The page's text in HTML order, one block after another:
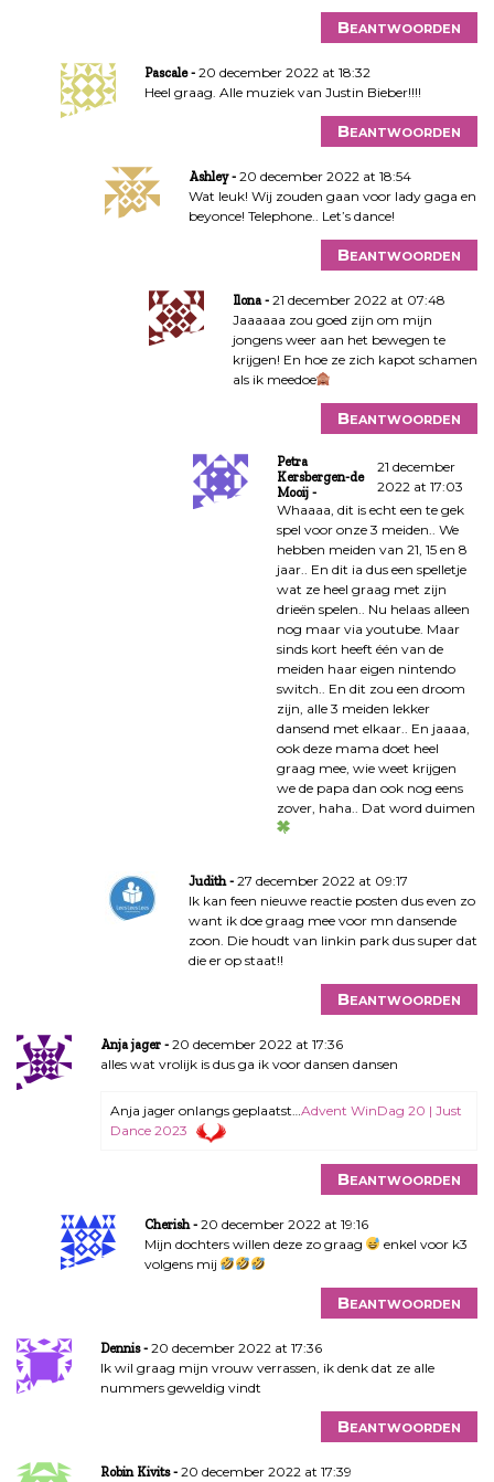
Beantwoorden
Pascale
20 december 2022 at 18:32
Heel graag. Alle muziek van Justin Bieber!!!!
Beantwoorden
Ashley
20 december 2022 at 18:54
Wat leuk! Wij zouden gaan voor lady gaga en
beyonce! Telephone.. Let’s dance!
Beantwoorden
Ilona
21 december 2022 at 07:48
Jaaaaaa zou goed zijn om mijn
jongens weer aan het bewegen te
krijgen! En hoe ze zich kapot schamen
als ik meedoe
Beantwoorden
Petra
Kersbergen-de
Mooij
21 december
2022 at 17:03
Whaaaa, dit is echt een te gek
spel voor onze 3 meiden.. We
hebben meiden van 21, 15 en 8
jaar.. En dit ia dus een spelletje
wat ze heel graag met zijn
drieën spelen.. Nu helaas alleen
nog maar via youtube. Maar
sinds kort heeft één van de
meiden haar eigen nintendo
switch.. En dit zou een droom
zijn, alle 3 meiden lekker
dansend met elkaar.. En jaaaa,
ook deze mama doet heel
graag mee, wie weet krijgen
we de papa dan ook nog eens
zover, haha.. Dat word duimen
Judith
27 december 2022 at 09:17
Ik kan feen nieuwe reactie posten dus even zo
want ik doe graag mee voor mn dansende
zoon. Die houdt van linkin park dus super dat
die er op staat!!
Beantwoorden
Anja jager
20 december 2022 at 17:36
alles wat vrolijk is dus ga ik voor dansen dansen
Anja jager onlangs geplaatst…Advent WinDag 20 | Just
Dance 2023
Beantwoorden
Cherish
20 december 2022 at 19:16
Mijn dochters willen deze zo graag
enkel voor k3
volgens mij
Beantwoorden
Dennis
20 december 2022 at 17:36
Ik wil graag mijn vrouw verrassen, ik denk dat ze alle
nummers geweldig vindt
Beantwoorden
Robin Kivits
20 december 2022 at 17:39